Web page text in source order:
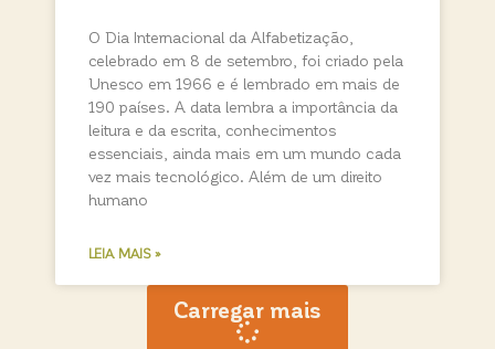
O Dia Internacional da Alfabetização,
celebrado em 8 de setembro, foi criado pela
Unesco em 1966 e é lembrado em mais de
190 países. A data lembra a importância da
leitura e da escrita, conhecimentos
essenciais, ainda mais em um mundo cada
vez mais tecnológico. Além de um direito
humano
LEIA MAIS »
Carregar mais